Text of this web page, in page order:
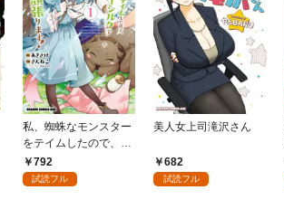
私、蜘蛛なモンスター
をテイムしたので、ス
パイダーシルクで裁縫
を頑張ります！ 1
792
試読フル
美人女上司滝沢さん
682
試読フル